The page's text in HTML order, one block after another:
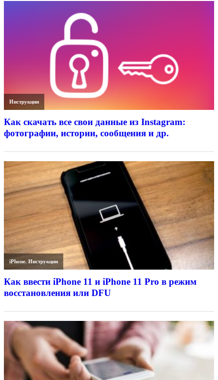
Инструкции
Как скачать все свои данные из Instagram:
фотографии, истории, сообщения и др.
iPhone,Инструкции
Как ввести iPhone 11 и iPhone 11 Pro в режим
восстановления или DFU